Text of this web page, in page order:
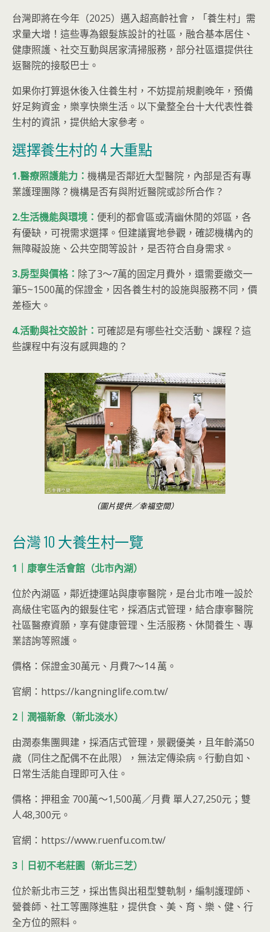
台灣即將在今年（2025）邁入超高齡社會，「養生村」需
求量大增！這些專為銀髮族設計的社區，融合基本居住、
健康照護、社交互動與居家清掃服務，部分社區還提供往
返醫院的接駁巴士。
如果你打算退休後入住養生村，不妨提前規劃晚年，預備
好足夠資金，樂享快樂生活。以下彙整全台十大代表性養
生村的資訊，提供給大家參考。
選擇養生村的 4 大重點
1.醫療照護能力： 機構是否鄰近大型醫院，內部是否有專
業護理團隊？機構是否有與附近醫院或診所合作？
2.生活機能與環境： 便利的都會區或清幽休閒的郊區，各
有優缺，可視需求選擇。但建議實地參觀，確認機構內的
無障礙設施、公共空間等設計，是否符合自身需求。
3.房型與價格： 除了3～7萬的固定月費外，還需要繳交一
筆5~1500萬的保證金，因各養生村的設施與服務不同，價
差極大。
4.活動與社交設計： 可確認是有哪些社交活動、課程？這
些課程中有沒有感興趣的？
（圖片提供／幸福空間）
台灣 10 大養生村一覽
1｜康寧生活會館（北市內湖）
位於內湖區，鄰近捷運站與康寧醫院，是台北市唯一設於
高級住宅區內的銀髮住宅，採酒店式管理，結合康寧醫院
社區醫療資願，享有健康管理、生活服務、休閒養生、專
業諮詢等照護。
價格：保證金30萬元、月費7～14 萬。
官網：https://kangninglife.com.tw/
2｜潤福新象（新北淡水）
由潤泰集團興建，採酒店式管理，景觀優美，且年齡滿50
歲（同住之配偶不在此限），無法定傳染病。行動自如、
日常生活能自理即可入住。
價格：押租金 700萬～1,500萬／月費 單人27,250元；雙
人48,300元。
官網：https://www.ruenfu.com.tw/
3｜日初不老莊園（新北三芝）
位於新北市三芝，採出售與出租型雙軌制，編制護理師、
營養師、社工等團隊進駐，提供食、美、育、樂、健、行
全方位的照料。